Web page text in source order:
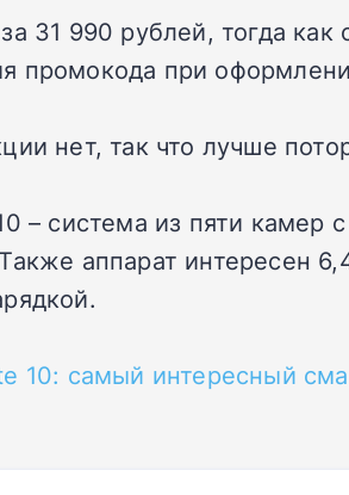
31 990 рублей, тогда
промокода при
нет, так что лучше
– система из пяти
аппарат интересен
10: самый интересный